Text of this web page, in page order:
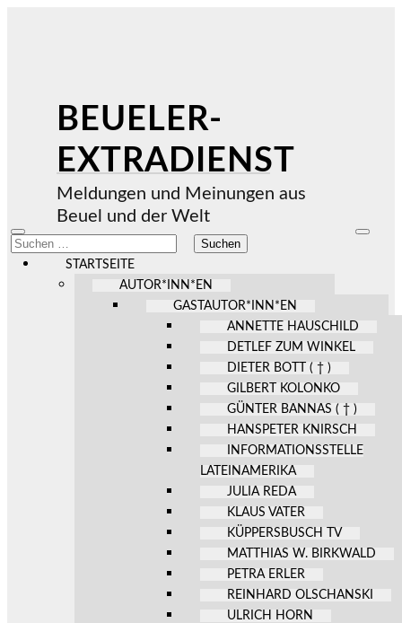
BEUELER-
EXTRADIENST
Meldungen und Meinungen aus
Beuel und der Welt
Mobile-
Menü
ein-/ausblenden
Suchen
nach:
STARTSEITE
AUTOR*INN*EN
GASTAUTOR*INN*EN
ANNETTE HAUSCHILD
DETLEF ZUM WINKEL
DIETER BOTT ( † )
GILBERT KOLONKO
GÜNTER BANNAS ( † )
HANSPETER KNIRSCH
INFORMATIONSSTELLE
LATEINAMERIKA
JULIA REDA
KLAUS VATER
KÜPPERSBUSCH TV
MATTHIAS W. BIRKWALD
PETRA ERLER
REINHARD OLSCHANSKI
ULRICH HORN